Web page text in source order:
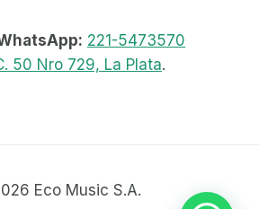
221-5473570
50 Nro 729, La Plata.
Eco Music S.A.